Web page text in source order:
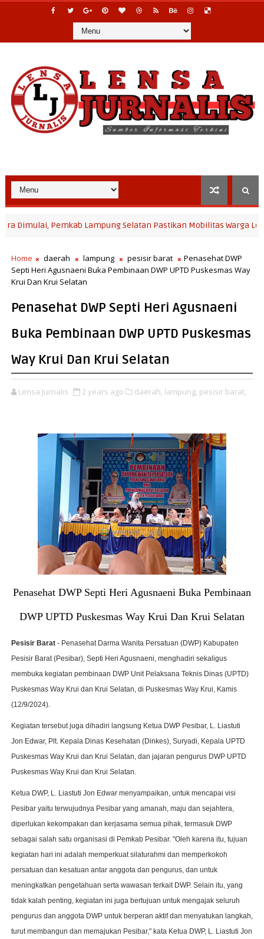
Pemkab Lampung Selatan Pastikan Mobilitas Warga Lebih Aman
Home daerah lampung pesisir barat
Penasehat DWP
Septi Heri Agusnaeni Buka Pembinaan DWP UPTD Puskesmas Way
Krui Dan Krui Selatan
Penasehat DWP Septi Heri Agusnaeni
Buka Pembinaan DWP UPTD Puskesmas
Way Krui Dan Krui Selatan
Lensa Jurnalis 2 years ago daerah, lampung, pesisir barat,
Penasehat DWP Septi Heri Agusnaeni Buka Pembinaan
DWP UPTD Puskesmas Way Krui Dan Krui Selatan
Pesisir Barat- Penasehat Darma Wanita Persatuan (DWP) Kabupaten
Pesisir Barat (Pesibar), Septi Heri Agusnaeni, menghadiri sekaligus
membuka kegiatan pembinaan DWP Unit Pelaksana Teknis Dinas (UPTD)
Puskesmas Way Krui dan Krui Selatan, di Puskesmas Way Krui, Kamis
(12/9/2024).
Kegiatan tersebut juga dihadiri langsung Ketua DWP Pesibar, L. Liastuti
Jon Edwar, Plt. Kepala Dinas Kesehatan (Dinkes), Suryadi, Kepala UPTD
Puskesmas Way Krui dan Krui Selatan, dan jajaran pengurus DWP UPTD
Puskesmas Way Krui dan Krui Selatan.
Ketua DWP, L. Liastuti Jon Edwar menyampaikan, untuk mencapai visi
Pesibar yaitu terwujudnya Pesibar yang amanah, maju dan sejahtera,
diperlukan kekompakan dan kerjasama semua pihak, termasuk DWP
sebagai salah satu organisasi di Pemkab Pesibar. "Oleh karena itu, tujuan
kegiatan hari ini adalah memperkuat silaturahmi dan memperkokoh
persatuan dan kesatuan antar anggota dan pengurus, dan untuk
meningkatkan pengetahuan serta wawasan terkait DWP. Selain itu, yang
tidak kalah penting, kegiatan ini juga bertujuan untuk mengajak seluruh
pengurus dan anggota DWP untuk berperan aktif dan menyatukan langkah,
turut membangun dan memajukan Pesibar," kata Ketua DWP, L. Liastuti Jon